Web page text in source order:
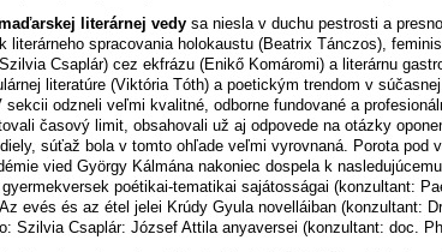
literárnej vedy sa niesla v duchu pestrosti a
literárneho spracovania holokaustu (Beatrix Tánczos),
Csaplár) cez ekfrázu (Enikő Komáromi) a literárnu
literatúre (Viktória Tóth) a poetickým trendom v
sekcii odzneli veľmi kvalitné, odborne fundované a
časový limit, obsahovali už aj odpovede na otázky
súťaž bola v tomto ohľade veľmi vyrovnaná. Porota pod
vied György Kálmána nakoniec dospela k
poétikai-tematikai sajátosságai (konzultant:
evés és az étel jelei Krúdy Gyula novelláiban (konzultant:
Szilvia Csaplár: József Attila anyaversei (konzultant: doc.